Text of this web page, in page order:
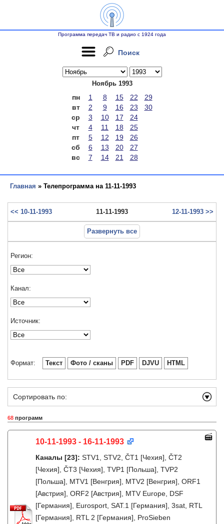
Программа передач ТВ и радио с 1924 года
Поиск
Ноябрь 1993
пн 1 8 15 22
29
вт
2 9 16 23
30
ср
3 10 17
24
чт
4 11 18
25
пт
5 12 19
26
сб
6 13 20
27
вс
7 14 21 28
Главная » Телепрограмма на 11-11-1993
<< 10-11-1993 11-11-1993 12-11-1993 >>
Развернуть все
Регион:
Канал:
Источник:
Формат: Текст Фото / сканы PDF DJVU HTML
Сортировать по:
68 программ
10-11-1993 - 16-11-1993
Каналы [23]: STV1, STV2, ČT1 [Чехия], ČT2
[Чехия], ČT3 [Чехия], TVP1 [Польша], TVP2
[Польша], MTV1 [Венгрия], MTV2 [Венгрия], ORF1
[Австрия], ORF2 [Австрия], MTV Europe, DSF
[Германия], Eurosport, SAT.1 [Германия], 3sat, RTL
[Германия], RTL 2 [Германия], ProSieben